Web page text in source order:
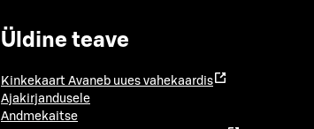
Üldine teave
Kinkekaart Avaneb uues vahekaardis
Ajakirjandusele
Andmekaitse